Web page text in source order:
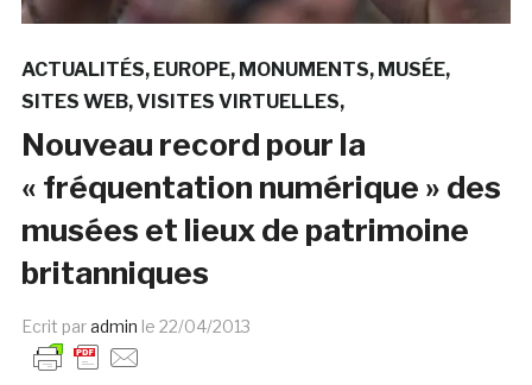
ACTUALITÉS EUROPE MONUMENTS MUSÉE
SITES WEB VISITES VIRTUELLES
Nouveau record pour la
« fréquentation numérique » des
musées et lieux de patrimoine
britanniques
Ecrit paradmin le 22/04/2013